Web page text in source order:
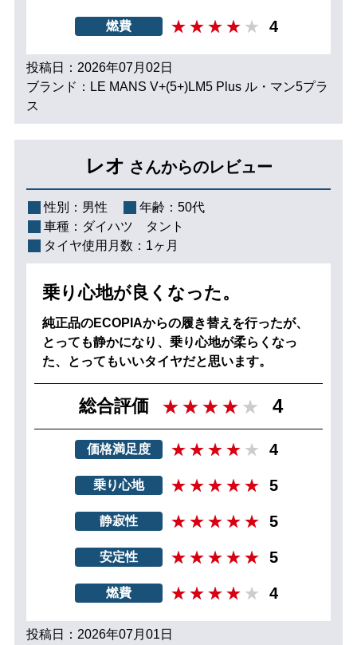
燃費 4
投稿日：2026年07月02日
ブランド：LE MANS V+(5+)LM5 Plus ル・マン5プラ
ス
レオ さんからのレビュー
性別： 男性 年齢： 50代
車種： ダイハツ タント
タイヤ使用月数： 1ヶ月
乗り心地が良くなった。
純正品のECOPIAからの履き替えを行ったが、
とっても静かになり、乗り心地が柔らくなっ
た、とってもいいタイヤだと思います。
総合評価 4
価格満足度 4
乗り心地 5
静寂性 5
安定性 5
燃費 4
投稿日：2026年07月01日